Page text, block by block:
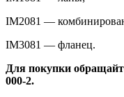
IM2081 —
IM3081 — фланец.
Для покупки
000-2.